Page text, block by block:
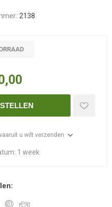
2138
u wilt verzenden
1 week